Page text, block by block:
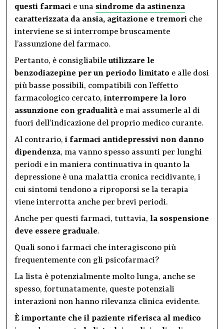
questi farmaci e una sindrome da astinenza
caratterizzata da ansia, agitazione e tremori che
interviene se si interrompe bruscamente
l’assunzione del farmaco.
Pertanto, è consigliabile utilizzare le
benzodiazepine per un periodo limitato e alle dosi
più basse possibili, compatibili con l’effetto
farmacologico cercato, interrompere la loro
assunzione con gradualità e mai assumerle al di
fuori dell’indicazione del proprio medico curante.
Al contrario, i farmaci antidepressivi non danno
dipendenza, ma vanno spesso assunti per lunghi
periodi e in maniera continuativa in quanto la
depressione è una malattia cronica recidivante, i
cui sintomi tendono a riproporsi se la terapia
viene interrotta anche per brevi periodi.
Anche per questi farmaci, tuttavia, la sospensione
deve essere graduale.
Quali sono i farmaci che interagiscono più
frequentemente con gli psicofarmaci?
La lista è potenzialmente molto lunga, anche se
spesso, fortunatamente, queste potenziali
interazioni non hanno rilevanza clinica evidente.
È importante che il paziente riferisca al medico